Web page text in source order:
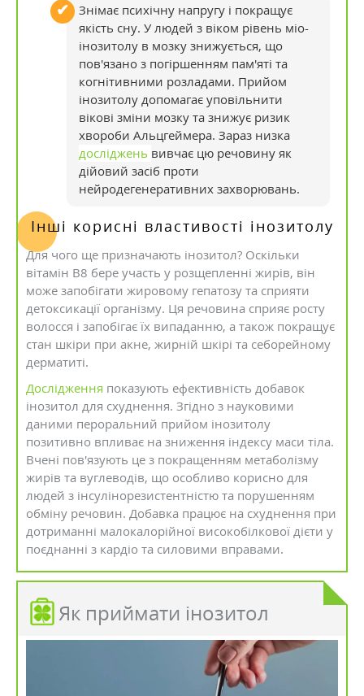
Знімає психічну напругу і покращує
якість сну. У людей з віком рівень міо-
інозитолу в мозку знижується, що
пов'язано з погіршенням пам'яті та
когнітивними розладами. Прийом
інозитолу допомагає уповільнити
вікові зміни мозку та знижує ризик
хвороби Альцгеймера. Зараз низка
досліджень вивчає цю речовину як
дійовий засіб проти
нейродегенеративних захворювань.
Інші корисні властивості інозитолу
Для чого ще призначають інозитол? Оскільки
вітамін В8 бере участь у розщепленні жирів, він
може запобігати жировому гепатозу та сприяти
детоксикації організму. Ця речовина сприяє росту
волосся і запобігає їх випаданню, а також покращує
стан шкіри при акне, жирній шкірі та себорейному
дерматиті.
Дослідження показують ефективність добавок
інозитол для схуднення. Згідно з науковими
даними пероральний прийом інозитолу
позитивно впливає на зниження індексу маси тіла.
Вчені пов'язують це з покращенням метаболізму
жирів та вуглеводів, що особливо корисно для
людей з інсулінорезистентністю та порушенням
обміну речовин. Добавка працює на схуднення при
дотриманні малокалорійної високобілкової дієти у
поєднанні з кардіо та силовими вправами.
Як приймати інозитол